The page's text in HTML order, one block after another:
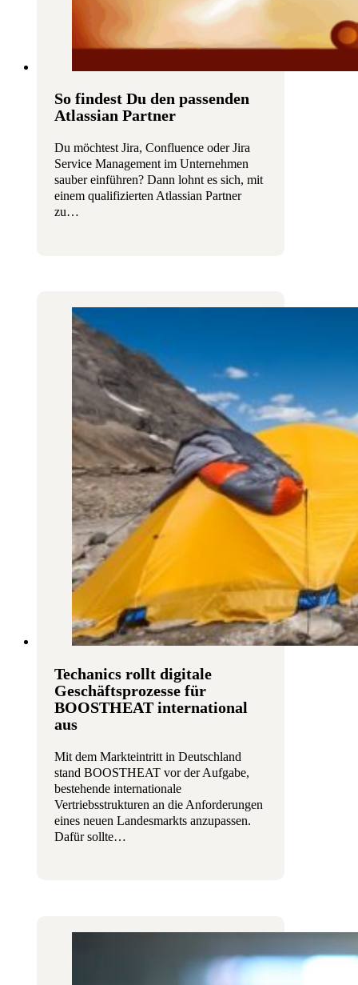
So findest Du den passenden
Atlassian Partner
Du möchtest Jira, Confluence oder Jira
Service Management im Unternehmen
sauber einführen? Dann lohnt es sich, mit
einem qualifizierten Atlassian Partner
zu…
Techanics rollt digitale
Geschäftsprozesse für
BOOSTHEAT international
aus
Mit dem Markteintritt in Deutschland
stand BOOSTHEAT vor der Aufgabe,
bestehende internationale
Vertriebsstrukturen an die Anforderungen
eines neuen Landesmarkts anzupassen.
Dafür sollte…